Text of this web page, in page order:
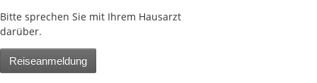
Bitte sprechen Sie mit Ihrem Hausarzt
darüber.
Reiseanmeldung